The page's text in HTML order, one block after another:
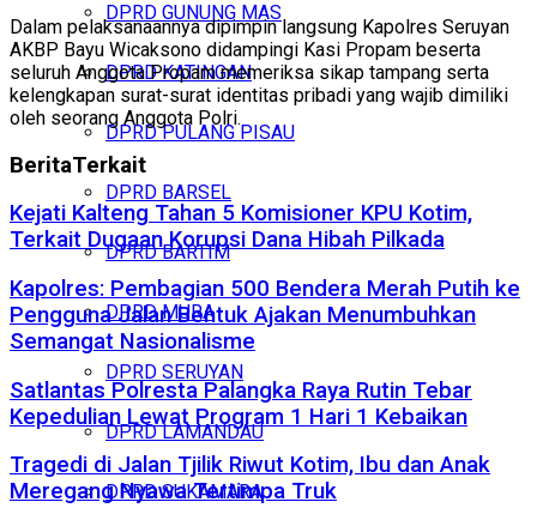
DPRD GUNUNG MAS
DPRD KATINGAN
DPRD PULANG PISAU
DPRD BARSEL
DPRD BARTIM
DPRD MURA
DPRD SERUYAN
DPRD LAMANDAU
DPRD SUKAMARA
Dalam pelaksanaannya dipimpin langsung Kapolres Seruyan
AKBP Bayu Wicaksono didampingi Kasi Propam beserta
seluruh Anggota Propam memeriksa sikap tampang serta
kelengkapan surat-surat identitas pribadi yang wajib dimiliki
oleh seorang Anggota Polri.
BeritaTerkait
Kejati Kalteng Tahan 5 Komisioner KPU Kotim,
Terkait Dugaan Korupsi Dana Hibah Pilkada
Kapolres: Pembagian 500 Bendera Merah Putih ke
Pengguna Jalan Bentuk Ajakan Menumbuhkan
Semangat Nasionalisme
Satlantas Polresta Palangka Raya Rutin Tebar
Kepedulian Lewat Program 1 Hari 1 Kebaikan
Tragedi di Jalan Tjilik Riwut Kotim, Ibu dan Anak
Meregang Nyawa Tertimpa Truk